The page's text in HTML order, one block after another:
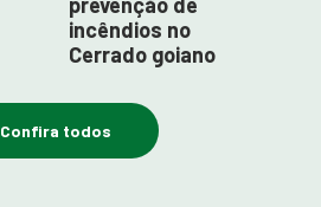
incêndios no
Cerrado goiano
Confira todos